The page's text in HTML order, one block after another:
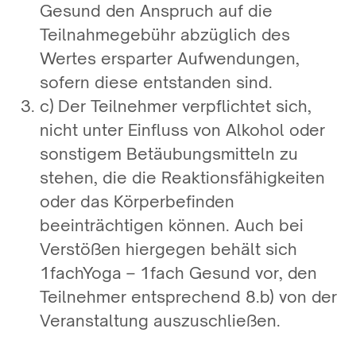
Gesund den Anspruch auf die
Teilnahmegebühr abzüglich des
Wertes ersparter Aufwendungen,
sofern diese entstanden sind.
c) Der Teilnehmer verpflichtet sich,
nicht unter Einfluss von Alkohol oder
sonstigem Betäubungsmitteln zu
stehen, die die Reaktionsfähigkeiten
oder das Körperbefinden
beeinträchtigen können. Auch bei
Verstößen hiergegen behält sich
1fachYoga – 1fach Gesund vor, den
Teilnehmer entsprechend 8.b) von der
Veranstaltung auszuschließen.